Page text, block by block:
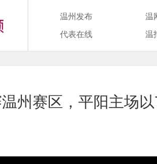
温州发布 温
代表在线 温
州赛区，平阳主场